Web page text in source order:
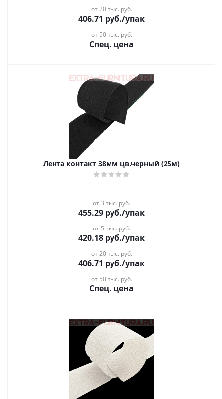
от 20 тыс. руб.
406.71 руб./упак
от 50 тыс. руб.
Спец. цена
Лента контакт 38мм цв.черный (25м)
от 3 тыс. руб.
455.29 руб./упак
от 5 тыс. руб.
420.18 руб./упак
от 20 тыс. руб.
406.71 руб./упак
от 50 тыс. руб.
Спец. цена